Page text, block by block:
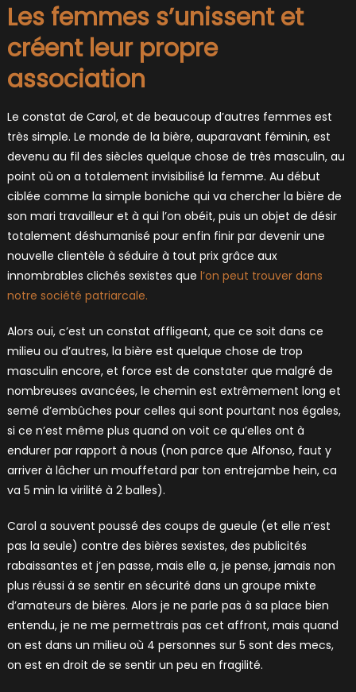
Les femmes s’unissent et
créent leur propre
association
Le constat de Carol, et de beaucoup d’autres femmes est
très simple. Le monde de la bière, auparavant féminin, est
devenu au fil des siècles quelque chose de très masculin, au
point où on a totalement invisibilisé la femme. Au début
ciblée comme la simple boniche qui va chercher la bière de
son mari travailleur et à qui l’on obéit, puis un objet de désir
totalement déshumanisé pour enfin finir par devenir une
nouvelle clientèle à séduire à tout prix grâce aux
innombrables clichés sexistes que l’on peut trouver dans
notre société patriarcale.
Alors oui, c’est un constat affligeant, que ce soit dans ce
milieu ou d’autres, la bière est quelque chose de trop
masculin encore, et force est de constater que malgré de
nombreuses avancées, le chemin est extrêmement long et
semé d’embûches pour celles qui sont pourtant nos égales,
si ce n’est même plus quand on voit ce qu’elles ont à
endurer par rapport à nous (non parce que Alfonso, faut y
arriver à lâcher un mouffetard par ton entrejambe hein, ca
va 5 min la virilité à 2 balles).
Carol a souvent poussé des coups de gueule (et elle n’est
pas la seule) contre des bières sexistes, des publicités
rabaissantes et j’en passe, mais elle a, je pense, jamais non
plus réussi à se sentir en sécurité dans un groupe mixte
d’amateurs de bières. Alors je ne parle pas à sa place bien
entendu, je ne me permettrais pas cet affront, mais quand
on est dans un milieu où 4 personnes sur 5 sont des mecs,
on est en droit de se sentir un peu en fragilité.